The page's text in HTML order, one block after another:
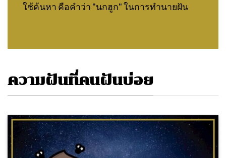
ใช้ค้นหา คือคำว่า "นกฮูก" ในการทำนายฝัน
ความฝันที่คนฝันบ่อย